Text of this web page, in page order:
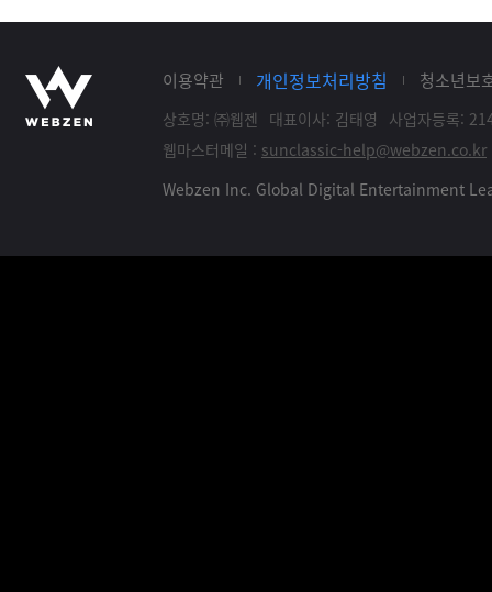
이용약관 개인정보처리방침 청소년보
상호명: ㈜웹젠 대표이사: 김태영
사업자등록:
웹마스터메일 : sunclassic-help@webzen.co.kr
Webzen Inc. Global Digital Entertainment